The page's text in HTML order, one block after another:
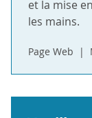
et la mise
les mains.
Page Web